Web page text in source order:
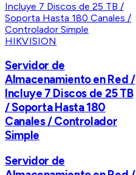
HIKVISION
Servidor de
Almacenamiento en Red /
Incluye 7 Discos de 25 TB
/ Soporta Hasta 180
Canales / Controlador
Simple
Servidor de